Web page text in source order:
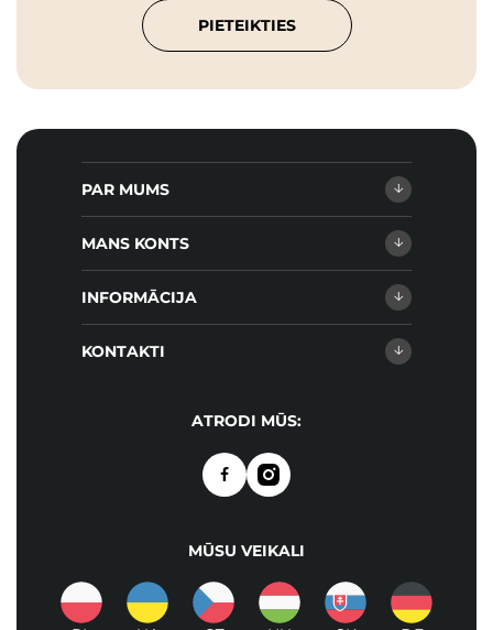
PIETEIKTIES
PAR MUMS
MANS KONTS
INFORMĀCIJA
KONTAKTI
ATRODI MŪS:
MŪSU VEIKALI